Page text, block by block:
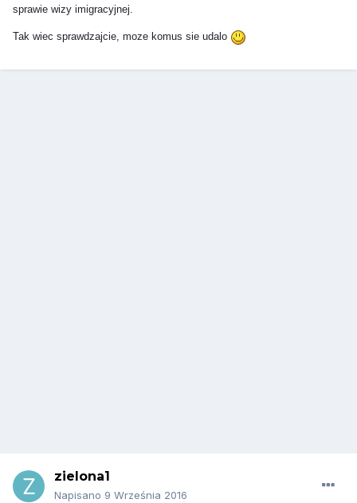
sprawie wizy imigracyjnej.
Tak wiec sprawdzajcie, moze komus sie udalo
zielona1
Napisano 9 Września 2016